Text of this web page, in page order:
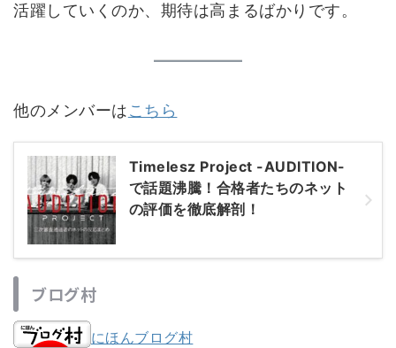
活躍していくのか、期待は高まるばかりです。
他のメンバーはこちら
Timelesz Project -AUDITION-
で話題沸騰！合格者たちのネット
の評価を徹底解剖！
ブログ村
にほんブログ村